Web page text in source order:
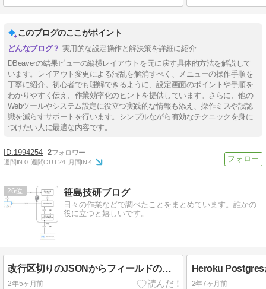
このブログのここがポイント
実用的な設定操作と解決策を詳細に紹介
DBeaverの結果ビューの縦横レイアウトを元に戻す具体的方法を解説して
います。レイアウト変更による混乱を解消すべく、メニューの操作手順を
丁寧に紹介。初心者でも理解できるように、設定画面のポイントや手順を
わかりやすく伝え、作業効率化のヒントを提供しています。さらに、他の
Webツールやシステム設定に役立つ実践的な情報も添え、操作ミスや誤認
識を減らすサポートを行います。シンプルながら有効なテクニックを身に
つけたい人に最適な内容です。
1994254 2
週間IN:0 週間OUT:24 月間IN:4
26 笹島技研ブログ
日々の作業などで調べたことをまとめています。誰かの
役に立つと嬉しいです。
改行区切りのJSONからフィールドの値を抽出する
2年5ヶ月前 2年7ヶ月前